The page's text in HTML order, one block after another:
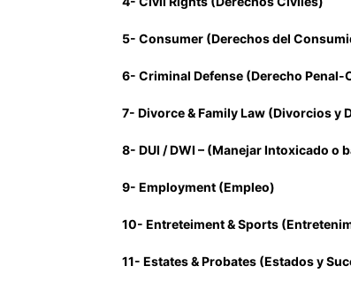
5- Consumer (Derechos del
6- Criminal Defense (Derecho Penal-
7- Divorce & Family Law (Divorcios y
8- DUI / DWI – (Manejar Intoxicado o
9- Employment (Empleo)
10- Entreteiment & Sports
11- Estates & Probates (Estados y